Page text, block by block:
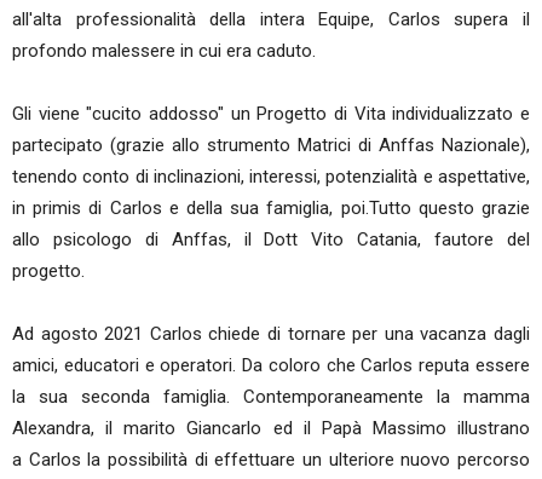
all'alta professionalità della intera Equipe, Carlos supera il
profondo malessere in cui era caduto.
Gli viene "cucito addosso" un Progetto di Vita individualizzato e
partecipato (grazie allo strumento Matrici di Anffas Nazionale),
tenendo conto di inclinazioni, interessi, potenzialità e aspettative,
in primis di Carlos e della sua famiglia, poi.Tutto questo grazie
allo psicologo di Anffas, il Dott Vito Catania, fautore del
progetto.
Ad agosto 2021 Carlos chiede di tornare per una vacanza dagli
amici, educatori e operatori. Da coloro che Carlos reputa essere
la sua seconda famiglia. Contemporaneamente la mamma
Alexandra, il marito Giancarlo ed il Papà Massimo illustrano
a Carlos la possibilità di effettuare un ulteriore nuovo percorso